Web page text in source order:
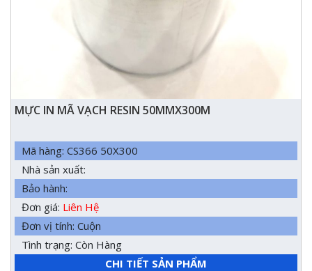
MỰC IN MÃ VẠCH RESIN 50MMX300M
Mã hàng: CS366 50X300
Nhà sản xuất:
Bảo hành:
Đơn giá: Liên Hệ
Đơn vị tính: Cuộn
Tình trạng: Còn Hàng
CHI TIẾT SẢN PHẨM